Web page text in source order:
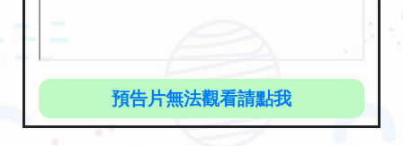
預告片無法觀看請點我